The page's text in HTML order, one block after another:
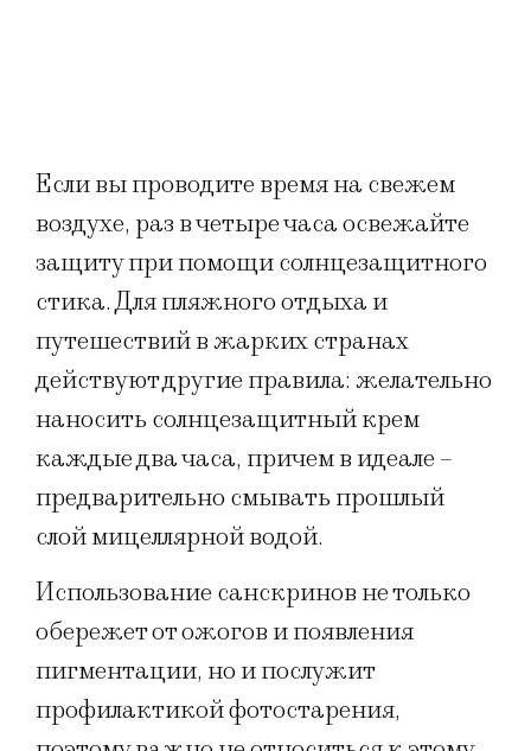
Если вы проводите время на свежем
воздухе, раз в четыре часа освежайте
защиту при помощи солнцезащитного
стика. Для пляжного отдыха и
путешествий в жарких странах
действуют другие правила: желательно
наносить солнцезащитный крем
каждые два часа, причем в идеале –
предварительно смывать прошлый
слой мицеллярной водой.
Использование санскринов не только
обережет от ожогов и появления
пигментации, но и послужит
профилактикой фотостарения,